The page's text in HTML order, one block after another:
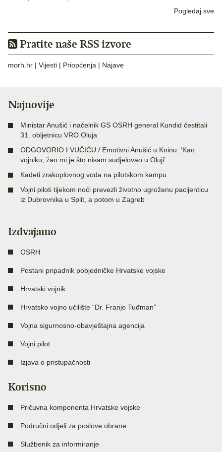
Pogledaj sve
Pratite naše RSS izvore
morh.hr | Vijesti | Priopćenja | Najave
Najnovije
Ministar Anušić i načelnik GS OSRH general Kundid čestitali
31. obljetnicu VRO Oluja
ODGOVORIO I VUČIĆU / Emotivni Anušić u Kninu: ‘Kao
vojniku, žao mi je što nisam sudjelovao u Oluji’
Kadeti zrakoplovnog voda na pilotskom kampu
Vojni piloti tijekom noći prevezli životno ugroženu pacijenticu
iz Dubrovnika u Split, a potom u Zagreb
Izdvajamo
OSRH
Postani pripadnik pobjedničke Hrvatske vojske
Hrvatski vojnik
Hrvatsko vojno učilište “Dr. Franjo Tuđman”
Vojna sigurnosno-obavještajna agencija
Vojni pilot
Izjava o pristupačnosti
Korisno
Pričuvna komponenta Hrvatske vojske
Područni odjeli za poslove obrane
Službenik za informiranje